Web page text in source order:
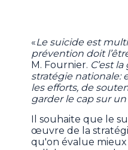
«Le suicide est
prévention doit
M. Fournier. C’est
stratégie nationale:
les efforts, de
garder le cap sur
Il souhaite que le
œuvre de la
qu'on évalue